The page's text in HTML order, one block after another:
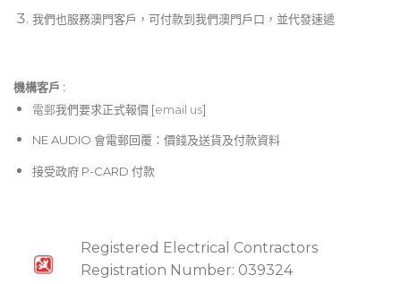
我們也服務澳門客戶，可付款到我們澳門戶口，並代發速遞
機構客戶 :​
電郵我們要求正式報價 [email us]
NE AUDIO 會電郵回覆：價錢及送貨及付款資料
接受政府 P-CARD 付款
Registered Electrical Contractors
Registration Number: 039324